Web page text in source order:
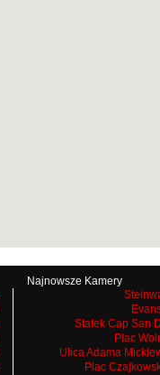
Najnowsze Kamery
Statek Cap San
Plac
Ulica Adama
Plac